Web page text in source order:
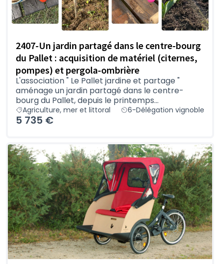
2407-Un jardin partagé dans le centre-bourg
du Pallet : acquisition de matériel (citernes,
pompes) et pergola-ombrière
L'association " Le Pallet jardine et partage "
aménage un jardin partagé dans le centre-
bourg du Pallet, depuis le printemps...
Agriculture, mer et littoral 6-Délégation vignoble
5 735 €